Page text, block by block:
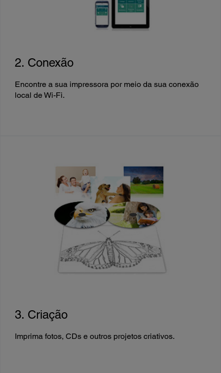
2. Conexão
Encontre a sua impressora por meio da sua conexão
local de Wi-Fi.
3. Criação
Imprima fotos, CDs e outros projetos criativos.